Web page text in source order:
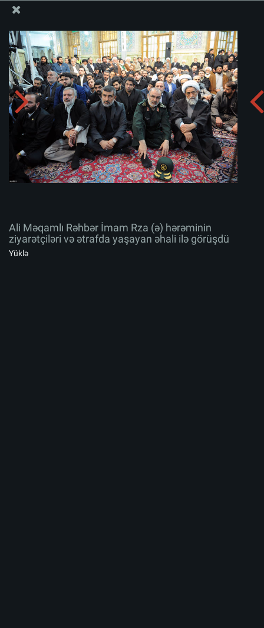
Ali Məqamlı Rəhbər İmam Rza (ə) hərəminin ziyarətçiləri
və ətrafda yaşayan əhali ilə görüşdü
Albomu yüklə:
Ali Məqamlı Rəhbər İmam Rza (ə) hərəminin
ziyarətçiləri və ətrafda yaşayan əhali ilə görüşdü
Yüklə